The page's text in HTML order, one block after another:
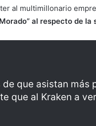
al multimillonario
al respecto de la
de que asistan más
que al Kraken a